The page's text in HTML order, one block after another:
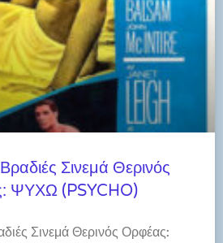
Σινεμά Θερινός
ΨΥΧΩ (PSYCHO)
Σινεμά Θερινός Ορφέας: